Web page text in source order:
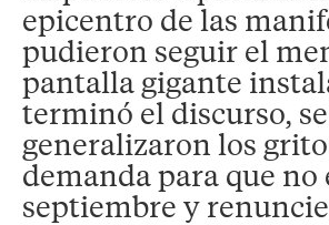
epicentro de las
pudieron seguir el
pantalla gigante
terminó el discurso,
generalizaron los
demanda para que no
septiembre y